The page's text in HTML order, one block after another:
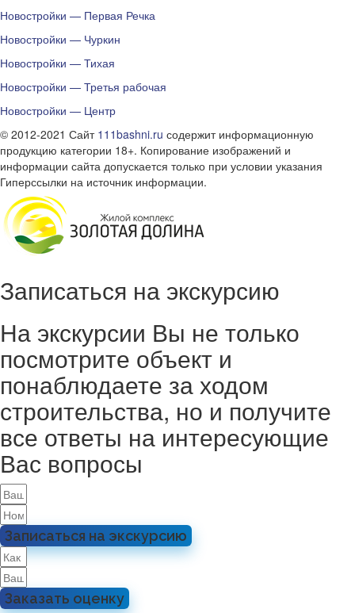
Новостройки — Первая Речка
Новостройки — Чуркин
Новостройки — Тихая
Новостройки — Третья рабочая
Новостройки — Центр
© 2012-2021 Сайт 111bashni.ru содержит информационную
продукцию категории 18+. Копирование изображений и
информации сайта допускается только при условии указания
Гиперссылки на источник информации.
Записаться на экскурсию
На экскурсии Вы не только
посмотрите объект и
понаблюдаете за ходом
строительства, но и получите
все ответы на интересующие
Вас вопросы
Записаться на экскурсию
Заказать оценку